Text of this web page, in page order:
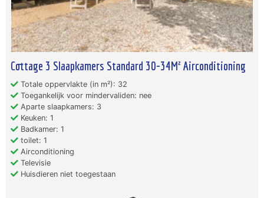
Cottage 3 Slaapkamers Standard 30-34M² Airconditioning
Totale oppervlakte (in m²): 32
Toegankelijk voor mindervaliden: nee
Aparte slaapkamers: 3
Keuken: 1
Badkamer: 1
toilet: 1
Airconditioning
Televisie
Huisdieren niet toegestaan